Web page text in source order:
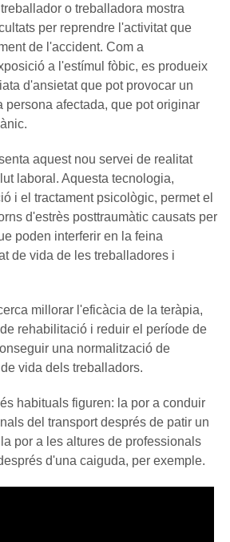
o treballadora mostra
per reprendre l'activitat que
de l'accident. Com a
a l'estímul fòbic, es produeix
d'ansietat que pot provocar un
persona afectada, que pot originar
aquest nou servei de realitat
laboral. Aquesta tecnologia,
i el tractament psicològic, permet el
d'estrès posttraumàtic causats per
poden interferir en la feina
de vida de les treballadores i
millorar l'eficàcia de la teràpia,
rehabilitació i reduir el període de
una normalització de
vida dels treballadors.
habituals figuren: la por a conduir
del transport després de patir un
por a les altures de professionals
d'una caiguda, per exemple.